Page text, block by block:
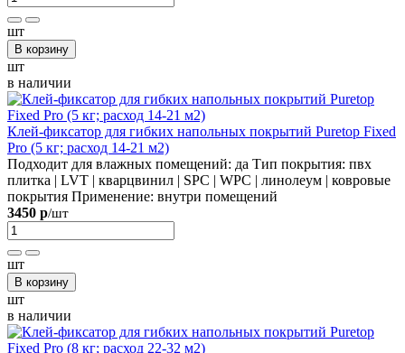
шт
В корзину
шт
в наличии
Клей-фиксатор для гибких напольных покрытий Puretop Fixed
Pro (5 кг; расход 14-21 м2)
Подходит для влажных помещений: да Тип покрытия: пвх
плитка | LVT | кварцвинил | SPC | WPC | линолеум | ковровые
покрытия Применение: внутри помещений
3450 р/шт
шт
В корзину
шт
в наличии